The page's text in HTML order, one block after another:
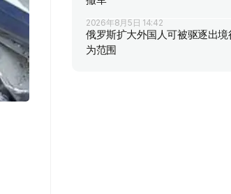
2026年8月5日 14:42
俄罗斯扩大外国人可被驱逐出
为范围